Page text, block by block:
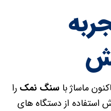
ماساژ با سنگ نمک را
استفاده از دستگاه های